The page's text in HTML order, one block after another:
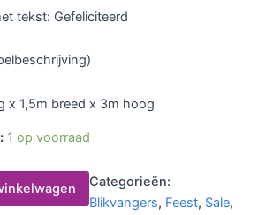
tekst: Gefeliciteerd
x 1,5m breed x 3m hoog
1 op voorraad
Categorieën:
Blikvangers, Feest, Sale,